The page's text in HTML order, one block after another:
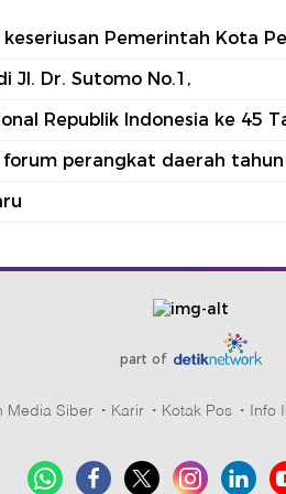
Pemerintah Kota
Jl. Dr. Sutomo No.1,
Republik Indonesia ke 45
forum perangkat daerah
part of
Media Siber Karir Kotak Pos Info